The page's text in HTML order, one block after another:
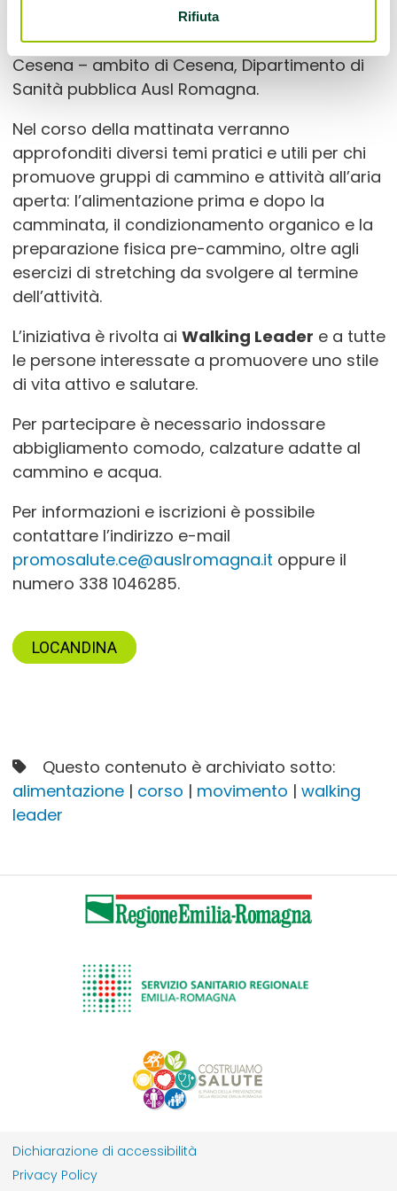
Rifiuta
di Forlì-Cesena dell’Ausl Romagna, Francesca
Coppari Igiene alimenti e nutrizione di Forlì-
Cesena – ambito di Cesena, Dipartimento di
Sanità pubblica Ausl Romagna.
Nel corso della mattinata verranno
approfonditi diversi temi pratici e utili per chi
promuove gruppi di cammino e attività all’aria
aperta: l’alimentazione prima e dopo la
camminata, il condizionamento organico e la
preparazione fisica pre-cammino, oltre agli
esercizi di stretching da svolgere al termine
dell’attività.
L’iniziativa è rivolta ai Walking Leader e a tutte
le persone interessate a promuovere uno stile
di vita attivo e salutare.
Per partecipare è necessario indossare
abbigliamento comodo, calzature adatte al
cammino e acqua.
Per informazioni e iscrizioni è possibile
contattare l’indirizzo e-mail
promosalute.ce@auslromagna.it oppure il
numero 338 1046285.
LOCANDINA
Questo contenuto è archiviato sotto:
alimentazione| corso | movimento | walking
leader
Dichiarazione di accessibilità
Privacy Policy